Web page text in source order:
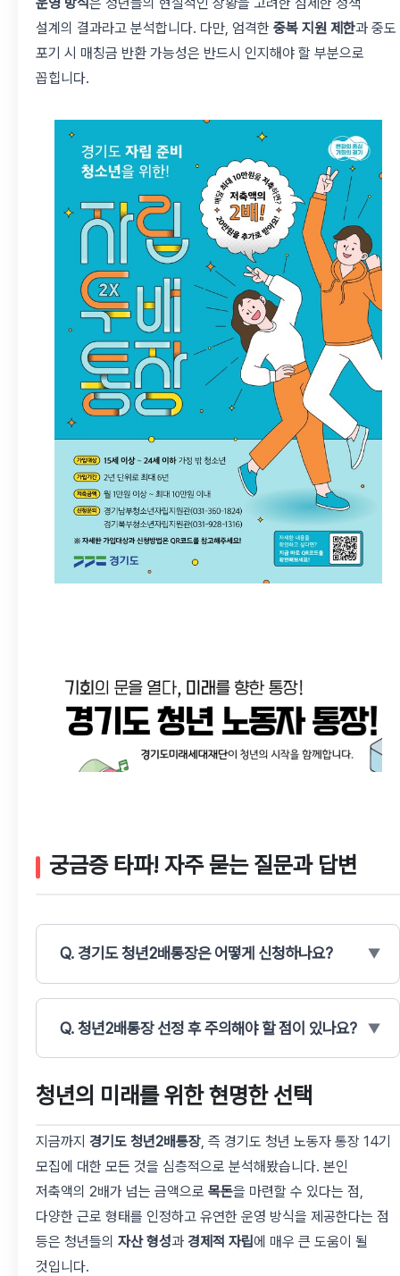
설계의 결과라고 분석합니다. 다만, 엄격한 중복 지원 제한과 중도
포기 시 매칭금 반환 가능성은 반드시 인지해야 할 부분으로
꼽힙니다.
궁금증 타파! 자주 묻는 질문과 답변
Q. 경기도 청년2배통장은 어떻게 신청하나요?
Q. 청년2배통장 선정 후 주의해야 할 점이 있나요?
청년의 미래를 위한 현명한 선택
지금까지 경기도 청년2배통장, 즉 경기도 청년 노동자 통장 14기
모집에 대한 모든 것을 심층적으로 분석해봤습니다. 본인
저축액의 2배가 넘는 금액으로 목돈을 마련할 수 있다는 점,
다양한 근로 형태를 인정하고 유연한 운영 방식을 제공한다는 점
등은 청년들의 자산 형성과 경제적 자립에 매우 큰 도움이 될
것입니다.